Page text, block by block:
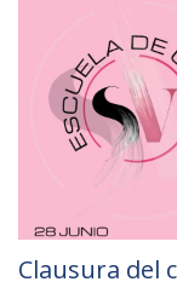
Clausura del